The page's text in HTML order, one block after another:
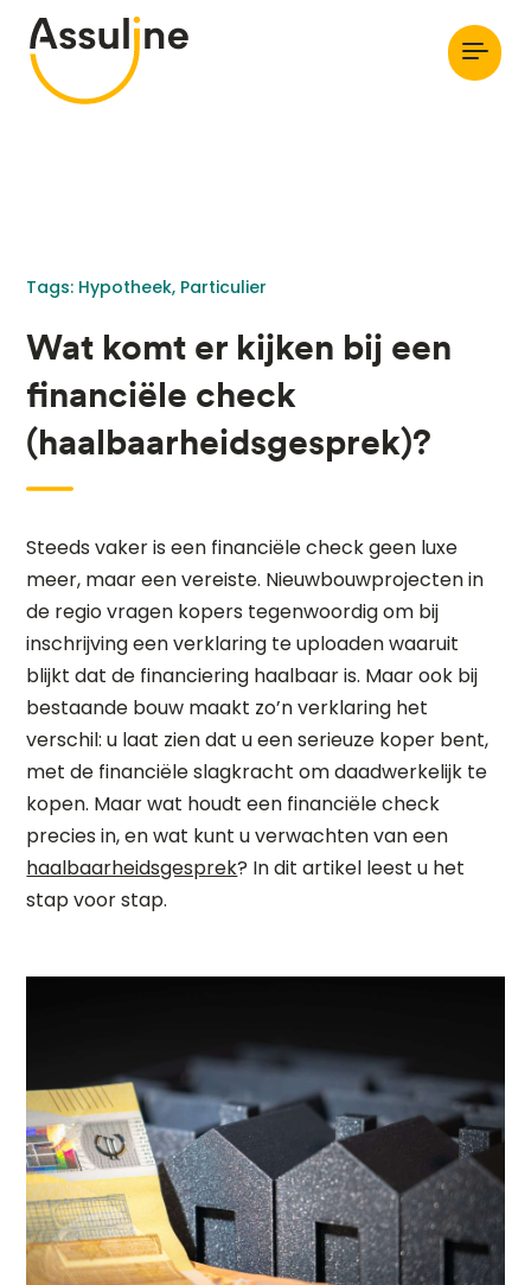
Tags: Hypotheek Particulier
Wat komt er kijken bij een
financiële check
(haalbaarheidsgesprek)?
Steeds vaker is een financiële check geen luxe
meer, maar een vereiste. Nieuwbouwprojecten in
de regio vragen kopers tegenwoordig om bij
inschrijving een verklaring te uploaden waaruit
blijkt dat de financiering haalbaar is. Maar ook bij
bestaande bouw maakt zo’n verklaring het
verschil: u laat zien dat u een serieuze koper bent,
met de financiële slagkracht om daadwerkelijk te
kopen. Maar wat houdt een financiële check
precies in, en wat kunt u verwachten van een
haalbaarheidsgesprek? In dit artikel leest u het
stap voor stap.